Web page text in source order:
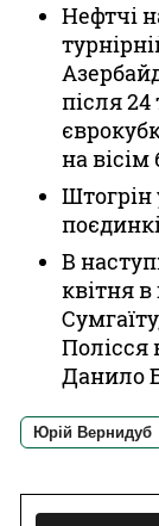
Нефтчі
після 24
на вісім
Штогрін
В
квітня
Полісся
Данило
Юрій Вернидуб